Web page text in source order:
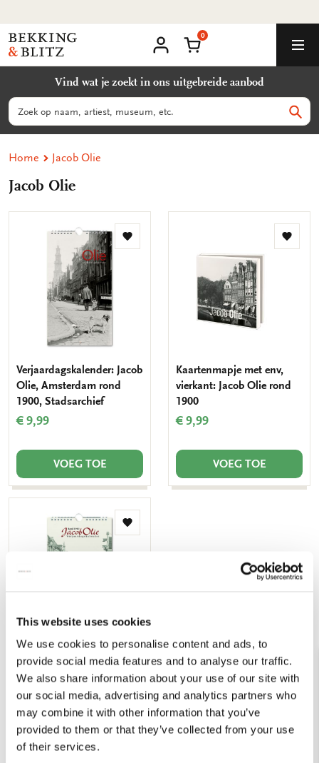
This website uses cookies
We use cookies to personalise content and ads, to
provide social media features and to analyse our traffic.
We also share information about your use of our site with
our social media, advertising and analytics partners who
may combine it with other information that you’ve
provided to them or that they’ve collected from your use
of their services.
naar
content
Bekking
&
B.V.
account
Winkelmand
0
Vind wat je zoekt in ons uitgebreide aanbod
Zoeken
Home Jacob Olie
Jacob Olie
Toevoegen
Verjaardagskalender: Jacob
Olie, Amsterdam rond
1900, Stadsarchief
€ 9,99
VOEG TOE
Kaartenmapje met env,
vierkant: Jacob Olie rond
1900
€ 9,99
VOEG TOE
Toevoegen
verlanglijst
Verjaardagskalender: Jacob
Olie, Amsterdam rond
€ 9,99
VOEG TOE